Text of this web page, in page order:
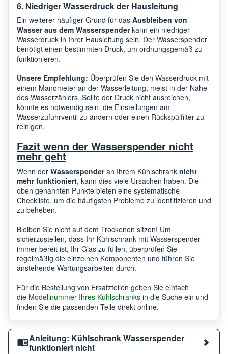
6. Niedriger Wasserdruck der Hausleitung
Ein weiterer häufiger Grund für das Ausbleiben von
Wasser aus dem Wasserspenderkann ein niedriger
Wasserdruck in Ihrer Hausleitung sein. Der Wasserspender
benötigt einen bestimmten Druck, um ordnungsgemäß zu
funktionieren.
Unsere Empfehlung: Überprüfen Sie den Wasserdruck mit
einem Manometer an der Wasserleitung, meist in der Nähe
des Wasserzählers. Sollte der Druck nicht ausreichen,
könnte es notwendig sein, die Einstellungen am
Wasserzufuhrventil zu ändern oder einen Rückspülfilter zu
reinigen.
Fazit wenn der Wasserspender nicht
mehr geht
Wenn der Wasserspenderan Ihrem Kühlschrank nicht
mehr funktioniert, kann dies viele Ursachen haben. Die
oben genannten Punkte bieten eine systematische
Checkliste, um die häufigsten Probleme zu identifizieren und
zu beheben.
Bleiben Sie nicht auf dem Trockenen sitzen! Um
sicherzustellen, dass Ihr Kühlschrank mit Wasserspender
immer bereit ist, Ihr Glas zu füllen, überprüfen Sie
regelmäßig die einzelnen Komponenten und führen Sie
anstehende Wartungsarbeiten durch.
Für die Bestellung von Ersatzteilen geben Sie einfach
die Modellnummer Ihres Kühlschranks in die Suche ein und
finden Sie die passenden Teile direkt online.
Anleitung: Kühlschrank Wasserspender
funktioniert nicht